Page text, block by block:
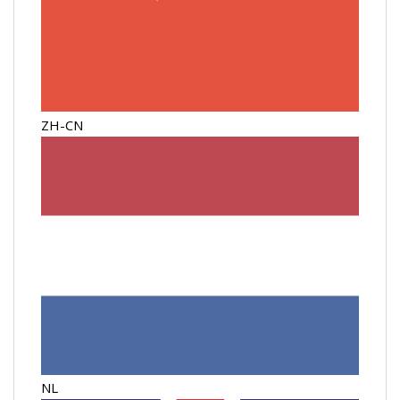
ZH-CN
NL